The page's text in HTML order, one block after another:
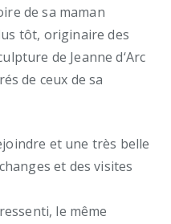
de sa maman
tôt, originaire des
de Jeanne d‘Arc
de ceux de sa
et une très belle
et des visites
le même